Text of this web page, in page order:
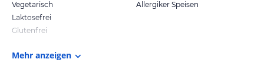
Vegetarisch
Laktosefrei
Glutenfrei
Allergiker Speisen
Mehr anzeigen